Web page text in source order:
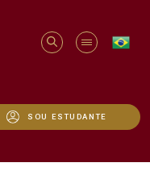
SOU ESTUDANTE